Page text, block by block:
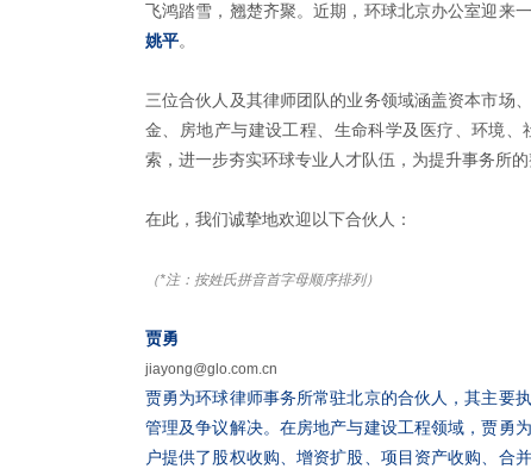
飞鸿踏雪，翘楚齐聚。近期，环球北京办公室迎来
姚平。
三位合伙人及其律师团队的业务领域涵盖资本市场
金、房地产与建设工程、生命科学及医疗、环境
索，进一步夯实环球专业人才队伍，为提升事务所的
在此，我们诚挚地欢迎以下合伙人：
（*注：按姓氏拼音首字母顺序排列）
贾勇
jiayong@glo.com.cn
贾勇为环球律师事务所常驻北京的合伙人，其主要
管理及争议解决。在房地产与建设工程领域，贾勇
户提供了股权收购、增资扩股、项目资产收购、合